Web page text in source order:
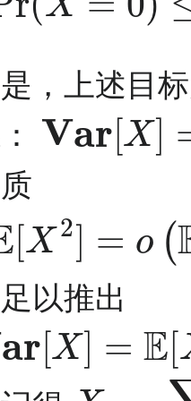
，上述目
Var[X]=o
[X2] [
以推出
[X]= E[ X2]
X= S